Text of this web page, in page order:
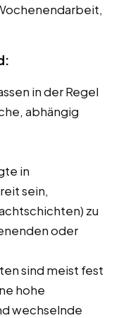
in der Regel
abhängig
in
sein,
zu
oder
sind meist fest
hohe
wechselnde